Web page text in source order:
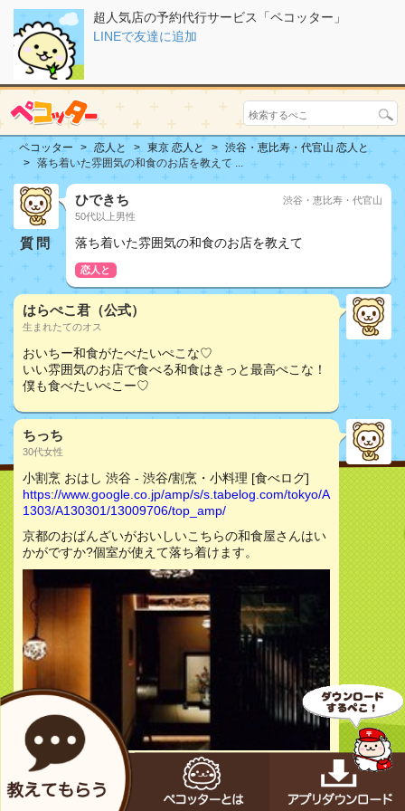
超人気店の予約代行サービス「ペコッター」
LINEで友達に追加
ペコッター 恋人と 東京 恋人と
渋谷・恵比寿・代官山 恋人と
落ち着いた雰囲気の和食のお店を教えて ...
質問
ひできち
50代以上男性
渋谷・恵比寿・代官山
落ち着いた雰囲気の和食のお店を教えて
恋人と
はらぺこ君（公式）
生まれたてのオス
おいちー和食がたべたいぺこな♡
いい雰囲気のお店で食べる和食はきっと最高ぺこな！
僕も食べたいぺこー♡
ちっち
30代女性
小割烹 おはし 渋谷 - 渋谷/割烹・小料理 [食べログ]
https://www.google.co.jp/amp/s/s.tabelog.com/tokyo/A
1303/A130301/13009706/top_amp/
京都のおばんざいがおいしいこちらの和食屋さんはい
かがですか?個室が使えて落ち着けます。